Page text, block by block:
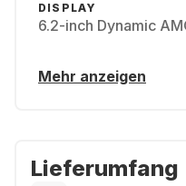
DISPLAY
6.2-inch Dynamic
Mehr anzeigen
Lieferumfang